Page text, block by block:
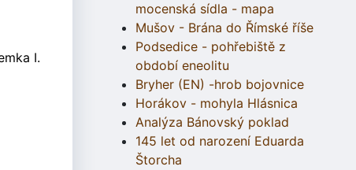
I.
mocenská sídla - mapa
Mušov - Brána do Římské říše
Podsedice - pohřebiště z
období eneolitu
Bryher (EN) -hrob bojovnice
Horákov - mohyla Hlásnica
Analýza Bánovský poklad
145 let od narození Eduarda
Štorcha